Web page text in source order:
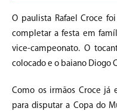
O paulista Rafael Croce
completar a festa em
vice-campeonato. O
colocado e o baiano Diogo
Como os irmãos Croce já
para disputar a Copa do